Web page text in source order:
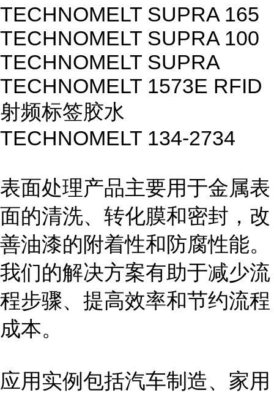
TECHNOMELT SUPRA 165
TECHNOMELT SUPRA 100
TECHNOMELT SUPRA
TECHNOMELT 1573E RFID
射频标签胶水
TECHNOMELT 134-2734
表面处理产品主要用于金属表
面的清洗、转化膜和密封，改
善油漆的附着性和防腐性能。
我们的解决方案有助于减少流
程步骤、提高效率和节约流程
成本。
应用实例包括汽车制造、家用